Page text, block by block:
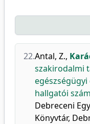
22.Antal, Z.,
szakirodalmi
hallgatói
Debreceni
Könyvtár,